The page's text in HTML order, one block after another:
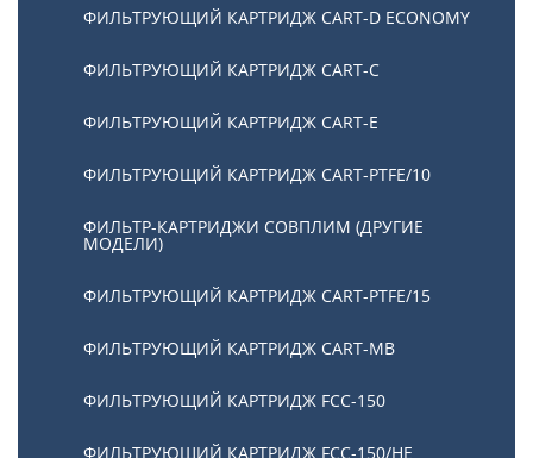
ФИЛЬТРУЮЩИЙ КАРТРИДЖ CART-D ECONOMY
ФИЛЬТРУЮЩИЙ КАРТРИДЖ CART-C
ФИЛЬТРУЮЩИЙ КАРТРИДЖ CART-E
ФИЛЬТРУЮЩИЙ КАРТРИДЖ CART-PTFE/10
ФИЛЬТР-КАРТРИДЖИ СОВПЛИМ (ДРУГИЕ
МОДЕЛИ)
ФИЛЬТРУЮЩИЙ КАРТРИДЖ CART-PTFE/15
ФИЛЬТРУЮЩИЙ КАРТРИДЖ CART-MB
ФИЛЬТРУЮЩИЙ КАРТРИДЖ FCC-150
ФИЛЬТРУЮЩИЙ КАРТРИДЖ FCC-150/HE